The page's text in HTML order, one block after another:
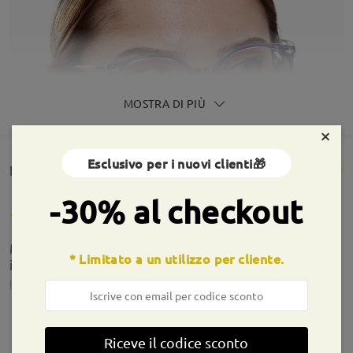
MOSTRA DI PIÙ
Rencesioni dei clienti(276)
Montatura dal design originale fedele alle
immagini, comfort visivo ottimo!
by StefinsononNov 17 , 2025
×
Esclusivo per i nuovi clienti🎁
-30% al checkout
* Limitato a un utilizzo per cliente.
Riceve il codice sconto